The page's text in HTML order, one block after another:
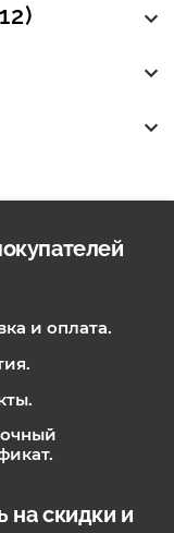
и оплата.
на скидки и